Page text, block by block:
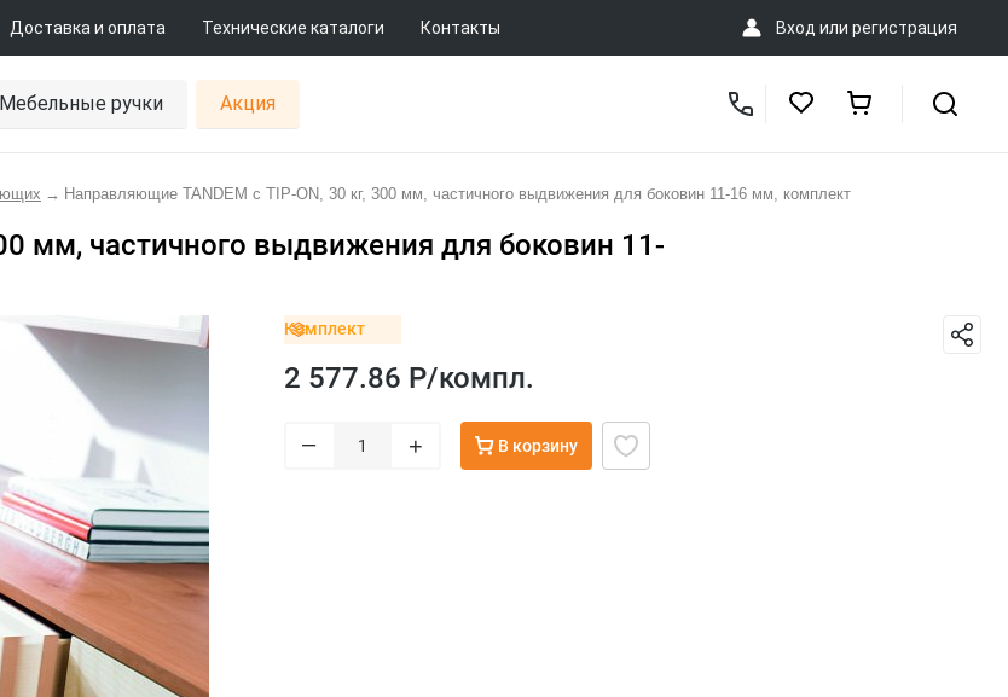
Доставка и оплата Технические каталоги Контакты Вход или регистрация
Мебельные ручки Акция
→ Направляющие TANDEM с TIP-ON, 30 кг, 300 мм, частичного выдвижения для боковин 11-16 мм, комплект
мм, частичного выдвижения для боковин 11-
Комплект
2 577.86 Р/компл.
– + В корзину